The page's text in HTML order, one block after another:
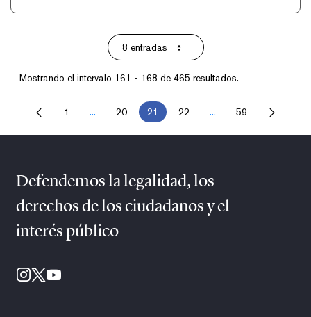
8 entradasPor página
Mostrando el intervalo 161 - 168 de 465 resultados.
Página
1 ...Páginas intermedias Use TAB para desplazarse.
Página
20 Página
21 Página
22 ...Páginas intermedias
Página
59
Defendemos la legalidad, los
derechos de los ciudadanos y el
interés público